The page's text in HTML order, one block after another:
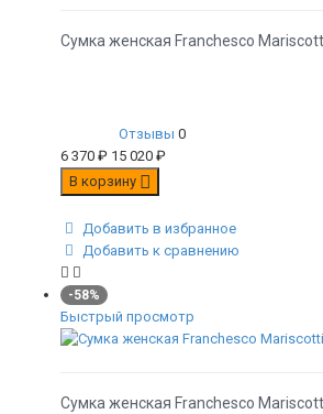
Сумка женская Franchesco
Отзывы 0
6 370 ₽ 15 020 ₽
В корзину
Добавить в избранное
Добавить к сравнению
-58%
Быстрый просмотр
Сумка женская Franchesco